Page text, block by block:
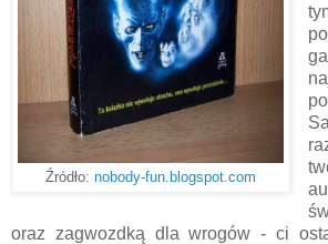
Źródło: nobody-fun.blogspot.com
oraz zagwozdką dla wrogów - ci